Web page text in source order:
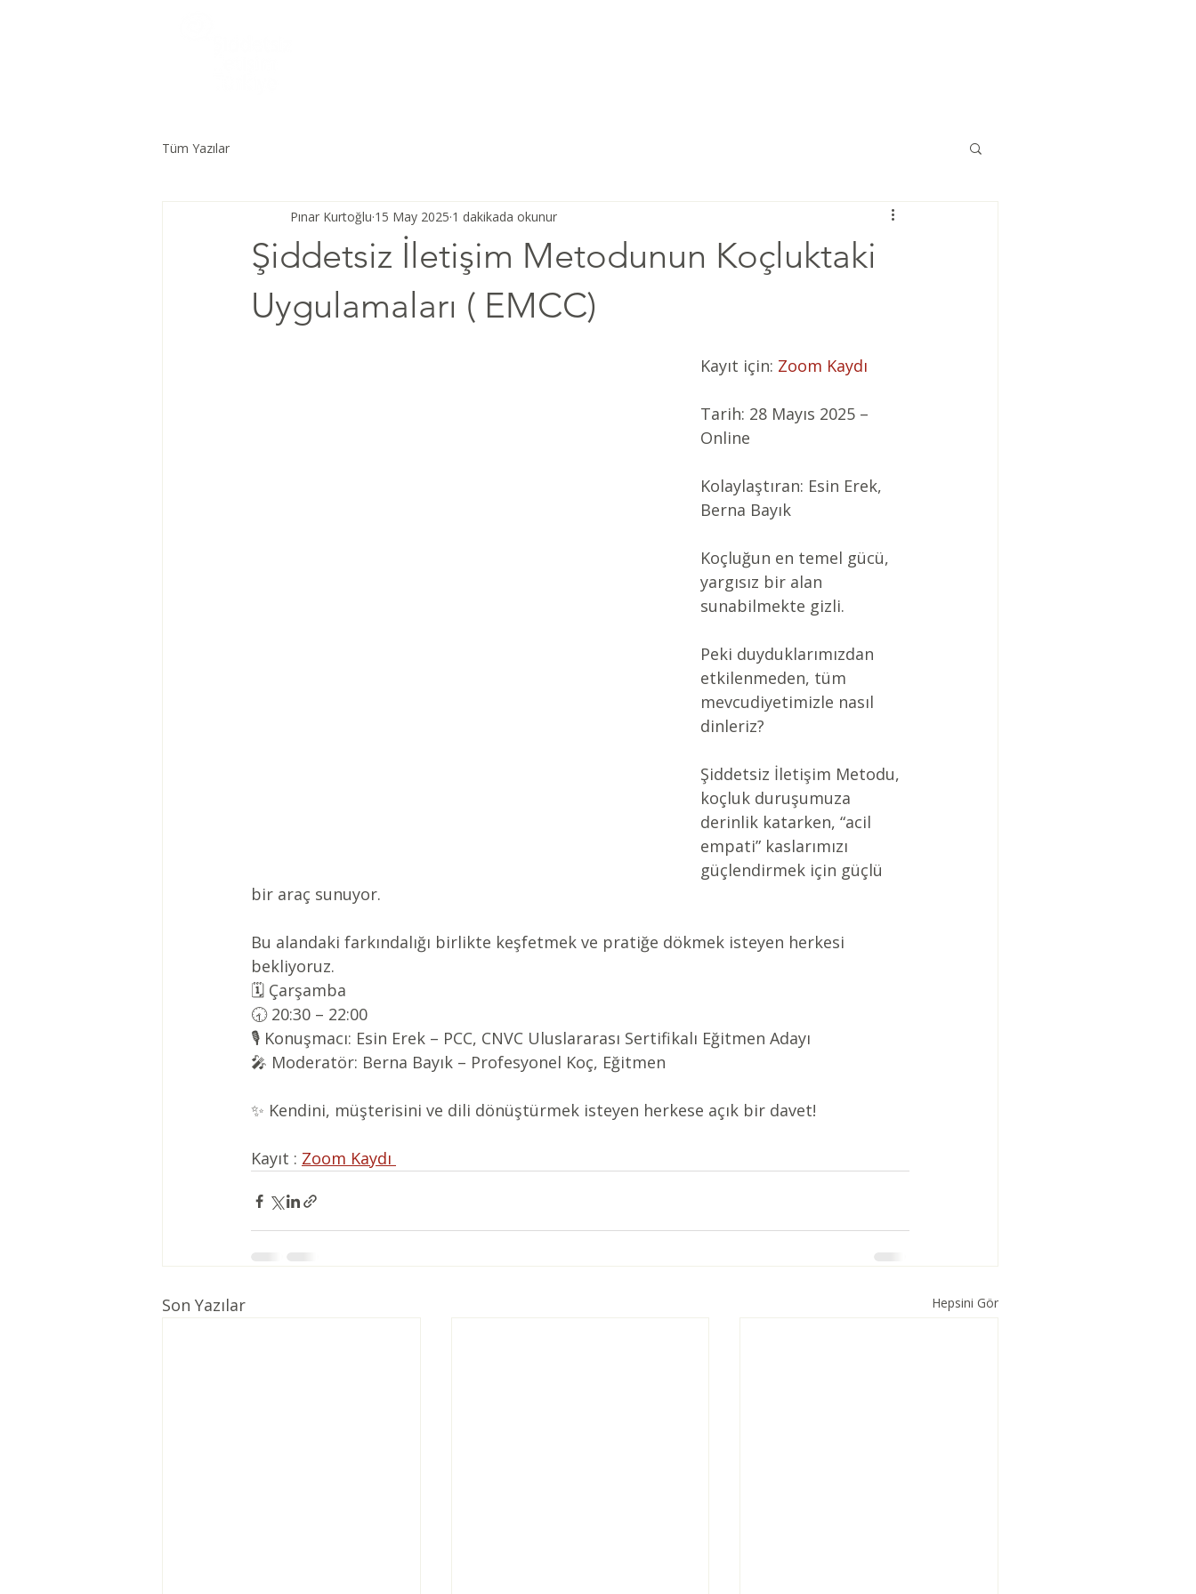
Tüm Yazılar
Şiddetsiz İletişim Metodunun Koçluktaki
Uygulamaları ( EMCC)
Pınar Kurtoğlu 15 May 2025 1 dakikada okunur
Kayıt için: Zoom Kaydı
Tarih: 28 Mayıs 2025 –
Online
Kolaylaştıran: Esin Erek,
Berna Bayık
Koçluğun en temel gücü,
yargısız bir alan
sunabilmekte gizli.
Peki duyduklarımızdan
etkilenmeden, tüm
mevcudiyetimizle nasıl
dinleriz?
Şiddetsiz İletişim Metodu,
koçluk duruşumuza
derinlik katarken, “acil
empati” kaslarımızı
güçlendirmek için güçlü
bir araç sunuyor.
Bu alandaki farkındalığı birlikte keşfetmek ve pratiğe dökmek isteyen herkesi
bekliyoruz.
🗓 Çarşamba
🕣 20:30 – 22:00
🎙 Konuşmacı: Esin Erek – PCC, CNVC Uluslararası Sertifikalı Eğitmen Adayı
🎤 Moderatör: Berna Bayık – Profesyonel Koç, Eğitmen
✨ Kendini, müşterisini ve dili dönüştürmek isteyen herkese açık bir davet!
Kayıt : Zoom Kaydı
Son Yazılar Hepsini Gör